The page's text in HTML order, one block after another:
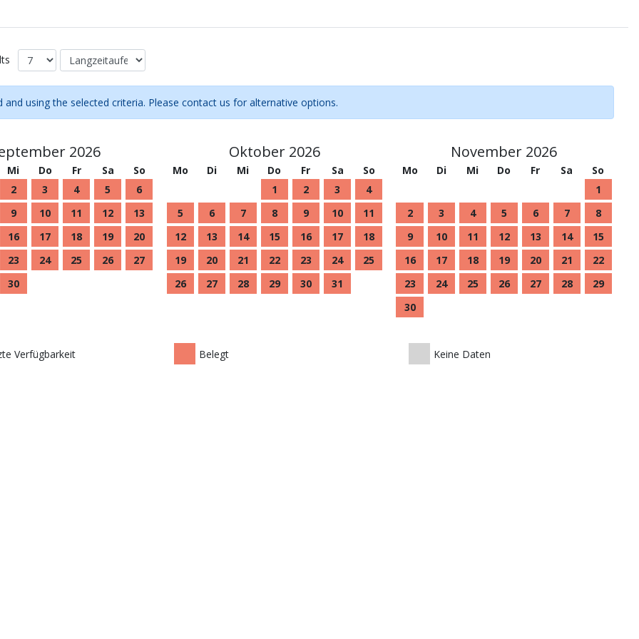
using the selected criteria. Please contact us for alternative options.
2026
Mi Do Fr Sa
So
2 3 4 5
6
9 10 11 12
13
16 17 18 19
20
23 24 25 26
27
30
Oktober 2026
Mo Di Mi Do Fr Sa
So
1
2 3
4
5
6 7 8 9 10
11
12
13 14 15 16 17
18
19
20 21 22 23 24
25
26
27 28 29 30 31
November 2026
Mo Di Mi Do Fr Sa
So
1
2
3 4 5 6 7
8
9
10 11 12 13 14
15
16
17 18 19 20 21
22
23
24 25 26 27 28
29
30
Verfügbarkeit Belegt Keine Daten